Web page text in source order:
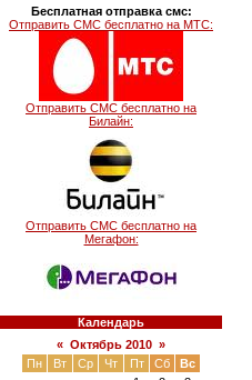
Бесплатная отправка смс:
Отправить СМС бесплатно на МТС:
Отправить СМС бесплатно на
Билайн:
Отправить СМС бесплатно на
Мегафон:
Календарь
« Октябрь 2010 »
Пн
Вт Ср Чт Пт Сб
Вс